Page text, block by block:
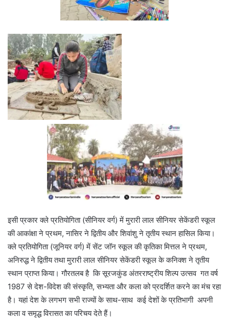
इसी प्रकार क्ले प्रतियोगिता (सीनियर वर्ग) में मुरारी लाल सीनियर सेकेंडरी स्कूल
की आकांक्षा ने प्रथम, नासिर ने द्वितीय और शिवांशु ने तृतीय स्थान हासिल किया।
क्ले प्रतियोगिता (जूनियर वर्ग) में सेंट जॉन स्कूल की कृतिका मित्तल ने प्रथम,
अनिरुद्ध ने द्वितीय तथा मुरारी लाल सीनियर सेकेंडरी स्कूल के कनिक्श ने तृतीय
स्थान प्राप्त किया। गौरतलब है कि सूरजकुंड अंतरराष्ट्रीय शिल्प उत्सव गत वर्ष
1987 से देश-विदेश की संस्कृति, सभ्यता और कला को प्रदर्शित करने का मंच रहा
है। यहां देश के लगभग सभी राज्यों के साथ-साथ कई देशों के प्रतिभागी अपनी
कला व समृद्ध विरासत का परिचय देते हैं।